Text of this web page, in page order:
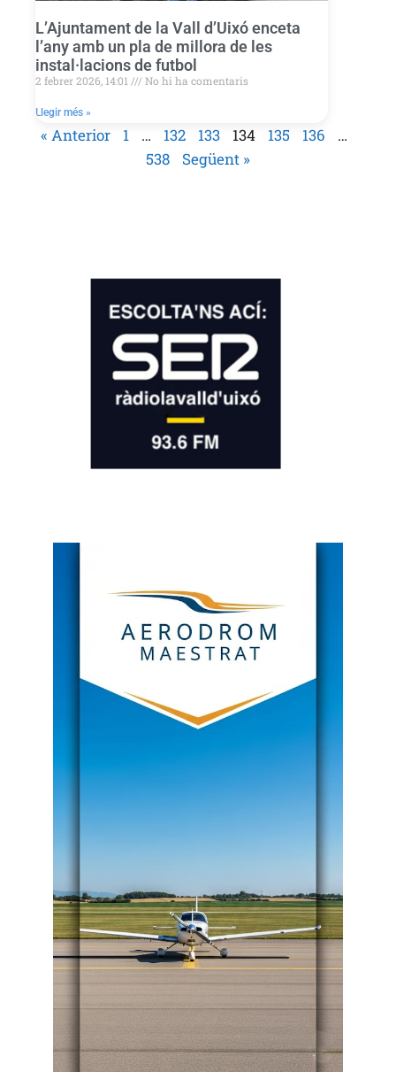
L’Ajuntament de la Vall d’Uixó enceta
l’any amb un pla de millora de les
instal·lacions de futbol
2 febrer 2026, 14:01 No hi ha comentaris
Llegir més »
« Anterior 1 … 132 133 134 135 136
…
538
Següent »